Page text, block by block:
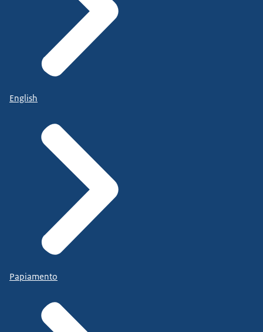
English
Papiamento